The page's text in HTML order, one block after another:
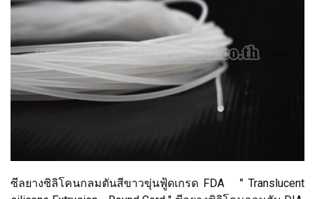
ซีลยางซิลิโคนกลมตันสีขาวขุ่นฟู้ดเกรด FDA " Translucent